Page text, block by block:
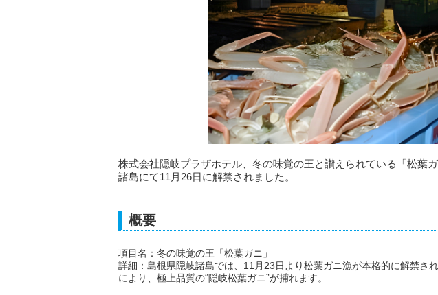
株式会社隠岐プラザホテル、冬の味覚の王と讃えられている「松葉
諸島にて11月26日に解禁されました。
概要
項目名：冬の味覚の王「松葉ガニ」
詳細：島根県隠岐諸島では、11月23日より松葉ガニ漁が本格的に解禁さ
により、極上品質の“隠岐松葉ガニ”が捕れます。